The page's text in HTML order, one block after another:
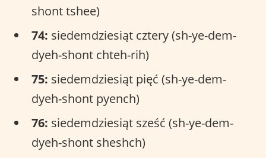
shont tshee)
74: siedemdziesiąt cztery (sh-ye-dem-
dyeh-shont chteh-rih)
75: siedemdziesiąt pięć (sh-ye-dem-
dyeh-shont pyench)
76: siedemdziesiąt sześć (sh-ye-dem-
dyeh-shont sheshch)